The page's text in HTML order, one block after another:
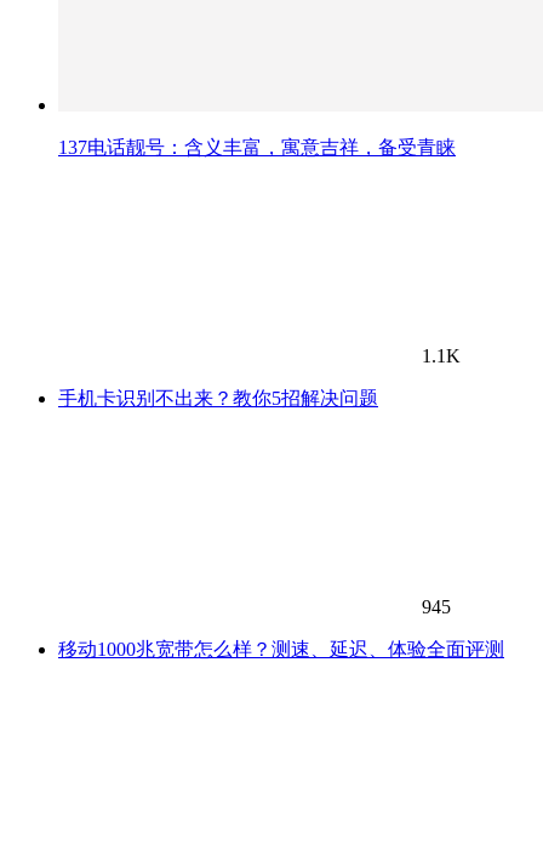
137电话靓号：含义丰富，寓意吉祥，备受青睐
1.1K
手机卡识别不出来？教你5招解决问题
945
移动1000兆宽带怎么样？测速、延迟、体验全面评测